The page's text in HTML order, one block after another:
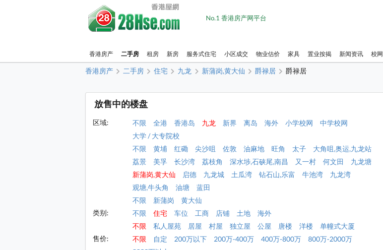
No.1 香港房产网平台
香港房产 二手房 租房 新房 服务式住宅 小区成交 物业估价 家具 置业按揭 新闻资讯 校网
香港房产 二手房 住宅 九龙 新蒲岗,黄大仙 爵禄居 爵禄居
放售中的楼盘
区域: 不限 全港 香港岛 九龙 新界 离岛 海外 小学校网
中学校网
大学 / 大专院校
不限
黄埔 红磡 尖沙咀 佐敦 油麻地 旺角 太子
大角咀,奥运,九龙站
荔景
美孚 长沙湾 荔枝角 深水埗,石硖尾,南昌 又一村 何文田
九龙塘
新蒲岗,黄大仙
启德 九龙城 土瓜湾 钻石山,乐富 牛池湾
九龙湾
观塘,牛头角
油塘
蓝田
不限
新蒲岗
黄大仙
类别:
不限 住宅 车位 工商 店铺 土地
海外
不限
私人屋苑 居屋 村屋 独立屋 公屋 唐楼 洋楼
单幢式大厦
售价:
不限 自定 200万以下 200万-400万 400万-800万
800万-2000万